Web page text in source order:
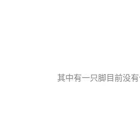
其中有一只脚目前没